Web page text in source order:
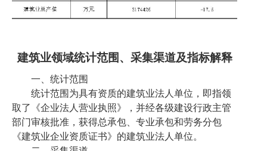
建筑业领域统计范围、采集渠道及指标解释
一、统计范围
统计范围为具有资质的建筑业法人单位，即指领
取了《企业法人营业执照》，并经各级建设行政主管
部门审核批准，获得总承包、专业承包和劳务分包
《建筑业企业资质证书》的建筑业法人单位。